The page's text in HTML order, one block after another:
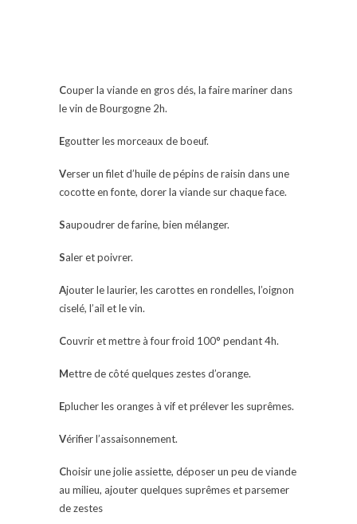
Couper la viande en gros dés, la faire mariner dans
le vin de Bourgogne 2h.
Egoutter les morceaux de boeuf.
Verser un filet d’huile de pépins de raisin dans une
cocotte en fonte, dorer la viande sur chaque face.
Saupoudrer de farine, bien mélanger.
Saler et poivrer.
Ajouter le laurier, les carottes en rondelles, l’oignon
ciselé, l’ail et le vin.
Couvrir et mettre à four froid 100° pendant 4h.
Mettre de côté quelques zestes d’orange.
Eplucher les oranges à vif et prélever les suprêmes.
Vérifier l’assaisonnement.
Choisir une jolie assiette, déposer un peu de viande
au milieu, ajouter quelques suprêmes et parsemer
de zestes